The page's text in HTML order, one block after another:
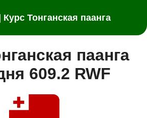
Тонганская паанга
паанга
609.2 RWF